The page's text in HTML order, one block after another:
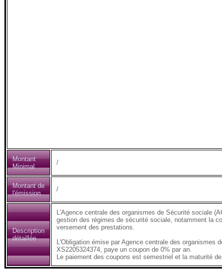
Montant
Minimal
/
Montant de
l'émission
/
Description
détaillée
L'Agence centrale des organismes de Sécurité sociale
gestion des régimes de sécurité sociale, notamment la
versement des prestations.
L'Obligation émise par Agence centrale des
XS2205324374, paye un coupon de 0% par an.
Le paiement des coupons est semestriel et la maturité